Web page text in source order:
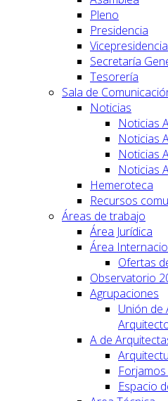
Pleno
Presidencia
Secretaría
Tesorería
Sala de
Noticias
Noticias
Noticias
Noticias
Noticias
Hemeroteca
Recursos
Áreas de trabajo
Área Jurídica
Área
Ofertas
Observatorio
Agrupaciones
Unión de
A de
Espacio